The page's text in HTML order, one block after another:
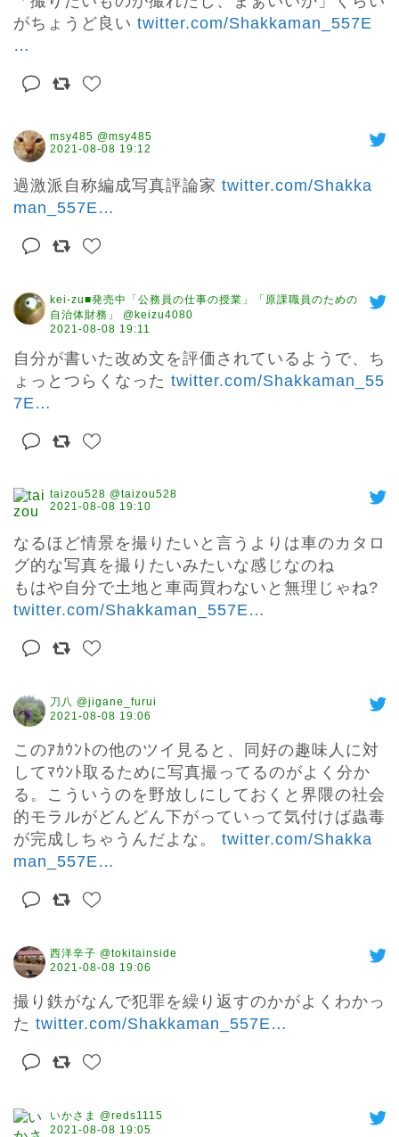
がちょうど良い twitter.com/Shakkaman_557E
…
msy485 @msy485
2021-08-08 19:12
過激派自称編成写真評論家 twitter.com/Shakka
man_557E …
kei-zu■発売中「公務員の仕事の授業」「原課職員のための
自治体財務」 @keizu4080
2021-08-08 19:11
自分が書いた改め文を評価されているようで、ち
ょっとつらくなった twitter.com/Shakkaman_55
7E …
taizou528 @taizou528
2021-08-08 19:10
なるほど情景を撮りたいと言うよりは車のカタロ
グ的な写真を撮りたいみたいな感じなのね
もはや自分で土地と車両買わないと無理じゃね?
twitter.com/Shakkaman_557E …
刀八 @jigane_furui
2021-08-08 19:06
このｱｶｳﾝﾄの他のツイ見ると、同好の趣味人に対
してﾏｳﾝﾄ取るために写真撮ってるのがよく分か
る。こういうのを野放しにしておくと界隈の社会
的モラルがどんどん下がっていって気付けば蟲毒
が完成しちゃうんだよな。 twitter.com/Shakka
man_557E …
西洋辛子 @tokitainside
2021-08-08 19:06
撮り鉄がなんで犯罪を繰り返すのかがよくわかっ
た twitter.com/Shakkaman_557E …
いかさま @reds1115
2021-08-08 19:05